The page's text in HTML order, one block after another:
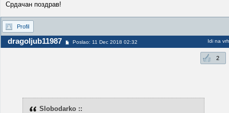
Срдачан поздрав!
Profil
dragoljub11987 Poslao: 11 Dec 2018 02:32 Idi na vrh
2
Slobodarko ::